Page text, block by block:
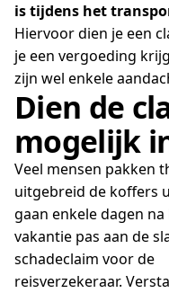
is tijdens het
Hiervoor dien je een
je een vergoeding
zijn wel enkele
Dien de
mogelijk
Veel mensen pakken
uitgebreid de koffers
gaan enkele dagen na
vakantie pas aan de
schadeclaim voor de
reisverzekeraar.